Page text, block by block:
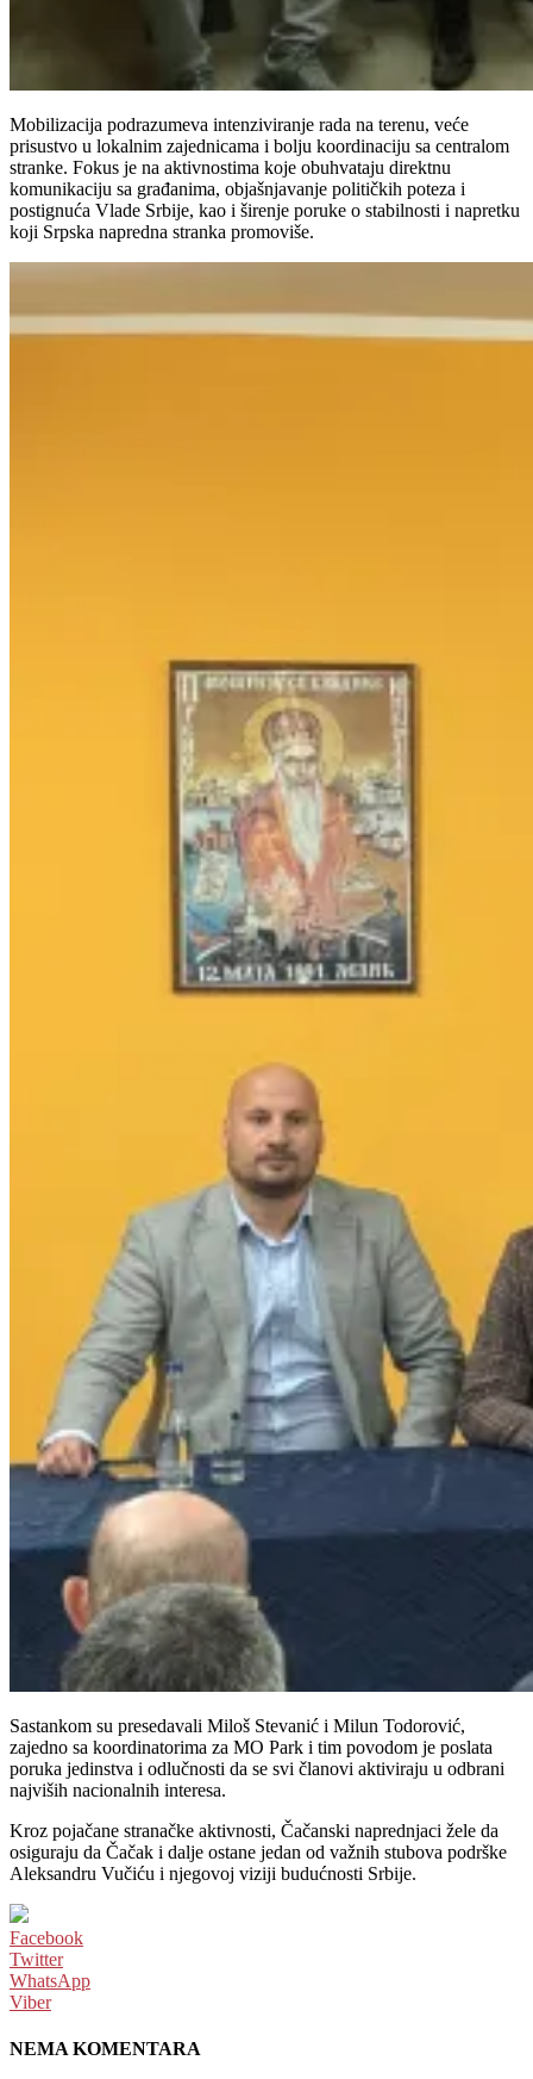
Mobilizacija podrazumeva intenziviranje rada na terenu, veće
prisustvo u lokalnim zajednicama i bolju koordinaciju sa centralom
stranke. Fokus je na aktivnostima koje obuhvataju direktnu
komunikaciju sa građanima, objašnjavanje političkih poteza i
postignuća Vlade Srbije, kao i širenje poruke o stabilnosti i napretku
koji Srpska napredna stranka promoviše.
Sastankom su presedavali Miloš Stevanić i Milun Todorović,
zajedno sa koordinatorima za MO Park i tim povodom je poslata
poruka jedinstva i odlučnosti da se svi članovi aktiviraju u odbrani
najviših nacionalnih interesa.
Kroz pojačane stranačke aktivnosti, Čačanski naprednjaci žele da
osiguraju da Čačak i dalje ostane jedan od važnih stubova podrške
Aleksandru Vučiću i njegovoj viziji budućnosti Srbije.
Facebook
Twitter
WhatsApp
Viber
NEMA KOMENTARA